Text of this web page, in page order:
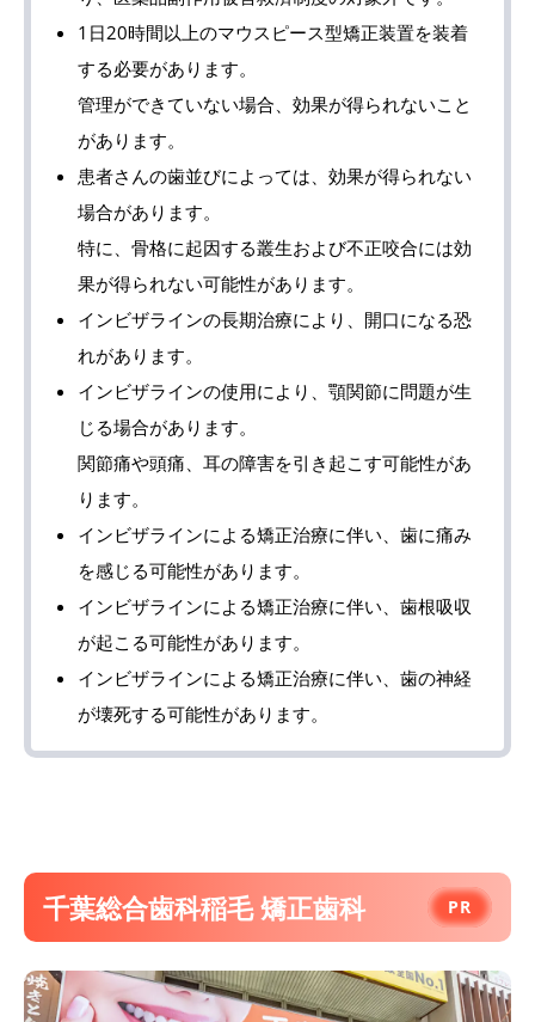
1日20時間以上のマウスピース型矯正装置を装着
する必要があります。
管理ができていない場合、効果が得られないこと
があります。
患者さんの歯並びによっては、効果が得られない
場合があります。
特に、骨格に起因する叢生および不正咬合には効
果が得られない可能性があります。
インビザラインの長期治療により、開口になる恐
れがあります。
インビザラインの使用により、顎関節に問題が生
じる場合があります。
関節痛や頭痛、耳の障害を引き起こす可能性があ
ります。
インビザラインによる矯正治療に伴い、歯に痛み
を感じる可能性があります。
インビザラインによる矯正治療に伴い、歯根吸収
が起こる可能性があります。
インビザラインによる矯正治療に伴い、歯の神経
が壊死する可能性があります。
千葉総合歯科稲毛 矯正歯科